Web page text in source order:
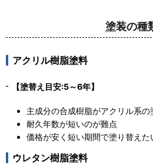
塗装の種
アクリル樹脂塗料
【塗替え目安:5～6年】
主成分の合成樹脂がアクリル系の
耐久年数が短いのが難点
価格が安く短い期間で塗り替え
ウレタン樹脂塗料